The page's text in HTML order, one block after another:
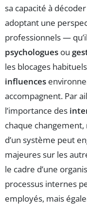
sa capacité à
adoptant une
professionnels —
psychologues ou
les blocages
influences
accompagnent. Par
l’importance des
chaque
d’un système peut
majeures sur les
le cadre d’une
processus internes
employés, mais